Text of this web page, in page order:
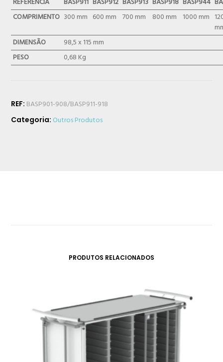
REFERÊNCIA BASP911 BASP912 BASP913 BASP918 BASP944
COMPRIMENTO 300 mm 600 mm 700 mm 800 mm 1000 mm
DIMENSÃO
98,5 x 115 mm
PESO
0,68 Kg
REF: BASP901-908/BASP911-918
Categoria: Outros Produtos
PRODUTOS RELACIONADOS